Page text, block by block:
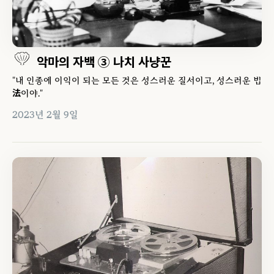
악마의 자백 ③ 나치 사냥꾼
"내 인종에 이익이 되는 모든 것은 성스러운 질서이고, 성스러운 법
法이야."
2023년 2월 9일